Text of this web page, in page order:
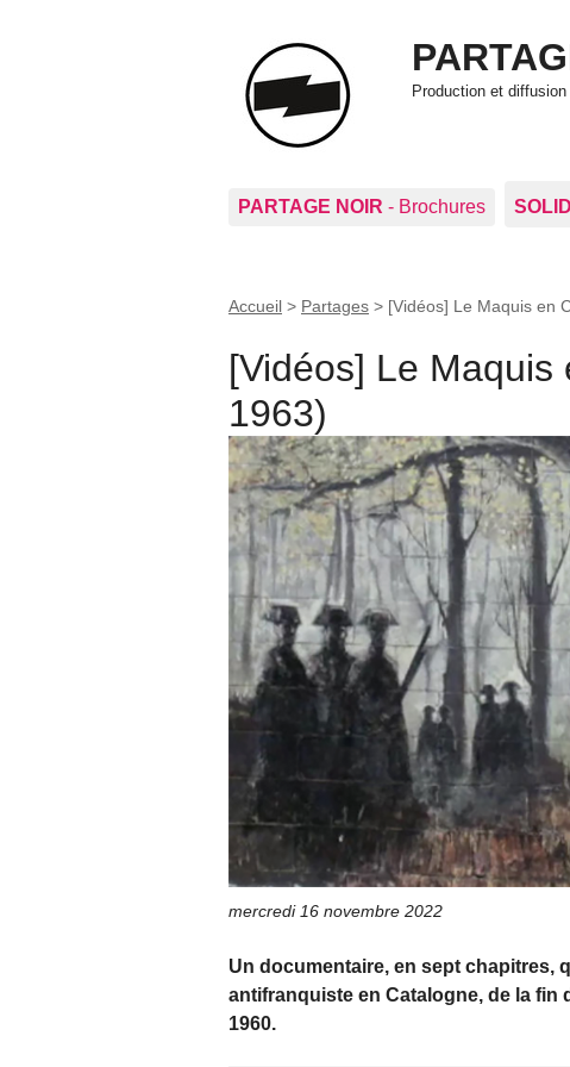
Production et
PARTAGE NOIR - Brochures SOLID
Accueil > Partages > [Vidéos] Le Maquis en
[Vidéos] Le
1963)
mercredi 16 novembre 2022
Un documentaire, en sept chapitres,
antifranquiste en Catalogne, de la fin
1960.